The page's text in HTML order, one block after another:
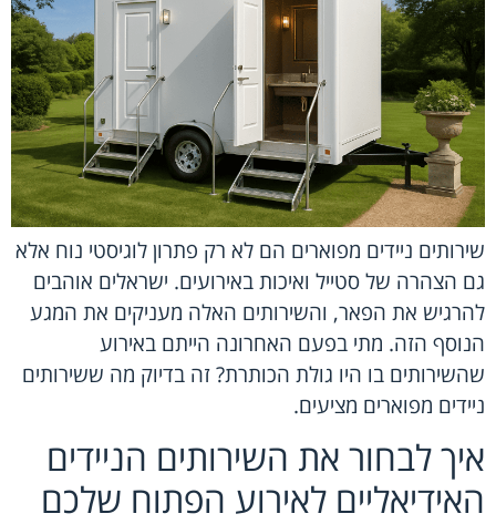
שירותים ניידים מפוארים הם לא רק פתרון לוגיסטי נוח אלא
גם הצהרה של סטייל ואיכות באירועים. ישראלים אוהבים
להרגיש את הפאר, והשירותים האלה מעניקים את המגע
הנוסף הזה. מתי בפעם האחרונה הייתם באירוע
שהשירותים בו היו גולת הכותרת? זה בדיוק מה ששירותים
ניידים מפוארים מציעים.
איך לבחור את השירותים הניידים
האידיאליים לאירוע הפתוח שלכם